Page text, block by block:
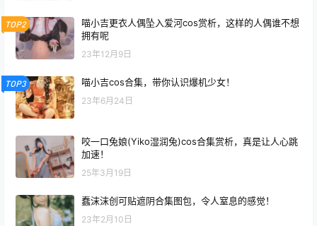
TOP2
喵小吉更衣人偶坠入爱河cos赏析，这样的人偶谁不想
拥有呢
23年12月9日
TOP3 喵小吉cos合集，带你认识爆机少女！
23年6月24日
咬一口兔娘(Yiko湿润兔)cos合集赏析，真是让人心跳
加速！
25年3月19日
蠢沫沫创可贴遮阴合集图包，令人窒息的感觉！
23年2月10日